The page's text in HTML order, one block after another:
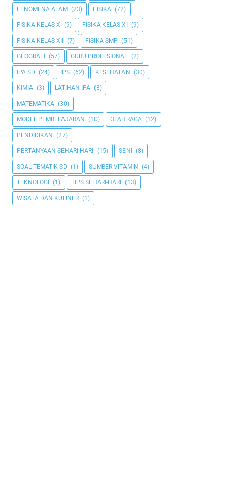
FENOMENA ALAM (23) FISIKA (72)
FISIKA KELAS X (9) FISIKA KELAS XI (9)
FISIKA KELAS XII (7) FISIKA SMP (51)
GEOGRAFI (57) GURU PROFESIONAL (2)
IPA SD (24) IPS (62) KESEHATAN (30)
KIMIA (3) LATIHAN IPA (3)
MATEMATIKA (30)
MODEL PEMBELAJARAN (10) OLAHRAGA (12)
PENDIDIKAN (27)
PERTANYAAN SEHARI-HARI (15) SENI (8)
SOAL TEMATIK SD (1) SUMBER VITAMIN (4)
TEKNOLOGI (1) TIPS SEHARI-HARI (13)
WISATA DAN KULINER (1)